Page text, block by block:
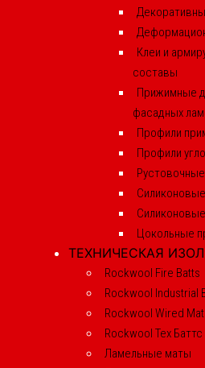
Клеи и
составы
Прижимные
фасадных
Профили
Профили
Цокольные
ТЕХНИЧЕСКАЯ
Rockwool Fire Batts
Rockwool Industrial
Rockwool Wired Mat
Rockwool Тех Баттс
Ламельные маты